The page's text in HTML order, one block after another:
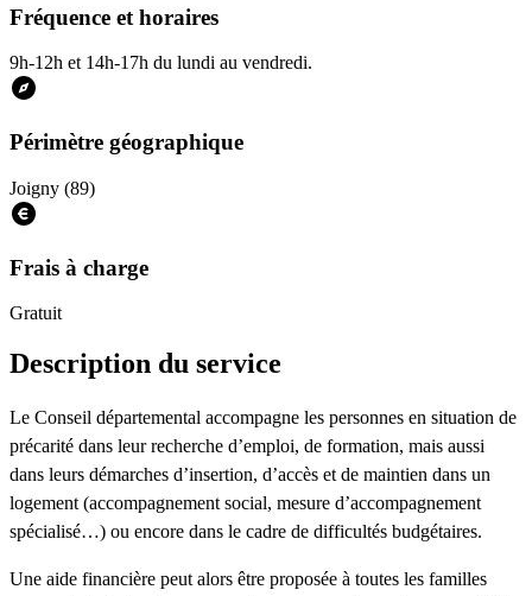
Fréquence et horaires
9h-12h et 14h-17h du lundi au vendredi.
Périmètre géographique
Joigny (89)
Frais à charge
Gratuit
Description du service
Le Conseil départemental accompagne les personnes en situation de
précarité dans leur recherche d’emploi, de formation, mais aussi
dans leurs démarches d’insertion, d’accès et de maintien dans un
logement (accompagnement social, mesure d’accompagnement
spécialisé…) ou encore dans le cadre de difficultés budgétaires.
Une aide financière peut alors être proposée à toutes les familles